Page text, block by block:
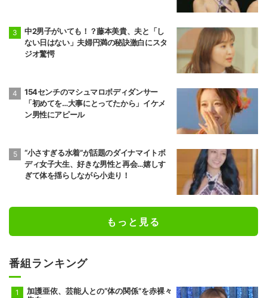
中2男子がいても！？藤本美貴、夫と「し
ない日はない」夫婦円満の秘訣激白にスタ
ジオ驚愕
154センチのマシュマロボディダンサー
「初めてを…大事にとってたから」イケメ
ン男性にアピール
“小さすぎる水着”が話題のダイナマイトボ
ディ女子大生、好きな男性と再会…嬉しす
ぎて体を揺らしながら小走り！
もっと見る
番組ランキング
加護亜依、芸能人との“体の関係”を赤裸々